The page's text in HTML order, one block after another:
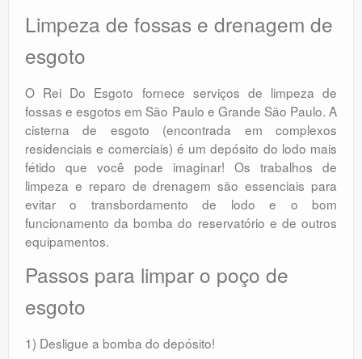
Limpeza de fossas e drenagem de
esgoto
O Rei Do Esgoto fornece serviços de limpeza de
fossas e esgotos em São Paulo e Grande São Paulo. A
cisterna de esgoto (encontrada em complexos
residenciais e comerciais) é um depósito do lodo mais
fétido que você pode imaginar! Os trabalhos de
limpeza e reparo de drenagem são essenciais para
evitar o transbordamento de lodo e o bom
funcionamento da bomba do reservatório e de outros
equipamentos.
Passos para limpar o poço de
esgoto
1) Desligue a bomba do depósito!